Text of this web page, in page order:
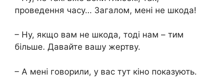
проведення часу… Загалом, мені не шкода!
– Ну, якщо вам не шкода, тоді нам – тим
більше. Давайте вашу жертву.
– А мені говорили, у вас тут кіно показують.